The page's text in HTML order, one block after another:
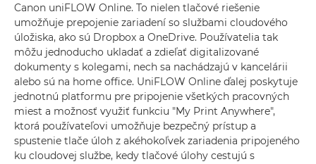
Canon uniFLOW Online. To nielen tlačové riešenie
umožňuje prepojenie zariadení so službami cloudového
úložiska, ako sú Dropbox a OneDrive. Používatelia tak
môžu jednoducho ukladať a zdieľať digitalizované
dokumenty s kolegami, nech sa nachádzajú v kancelárii
alebo sú na home office. UniFLOW Online ďalej poskytuje
jednotnú platformu pre pripojenie všetkých pracovných
miest a možnosť využiť funkciu "My Print Anywhere",
ktorá používateľovi umožňuje bezpečný prístup a
spustenie tlače úloh z akéhokoľvek zariadenia pripojeného
ku cloudovej službe, kedy tlačové úlohy cestujú s